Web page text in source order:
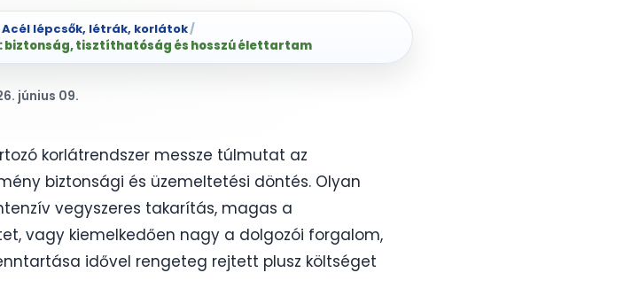
Acél lépcsők, létrák, korlátok/
biztonság, tisztíthatóság és hosszú élettartam
június 09.
korlátrendszer messze túlmutat az
biztonsági és üzemeltetési döntés. Olyan
vegyszeres takarítás, magas a
vagy kiemelkedően nagy a dolgozói forgalom,
idővel rengeteg rejtett plusz költséget